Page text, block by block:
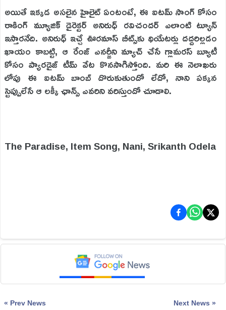
అయితే ఇక్కడ అసలైన హైలైట్ ఏంటంటే, ఈ ఐటమ్ సాంగ్ కోసం
రాకింగ్ మ్యూజిక్ డైరెక్టర్ అనిరుధ్ రవిచందర్ ఎలాంటి ట్యూన్
ఇస్తారనేది. అనిరుధ్ ఇచ్చే ఊరమాస్ బీట్స్‌కు థియేటర్లు దద్దరిల్లడం
ఖాయం కాబట్టి, ఆ రేంజ్ ఎనర్జీని మ్యాచ్ చేసే గ్లామరస్ బ్యూటీ
కోసం ప్యారడైజ్ టీమ్ వేట కొనసాగిస్తోంది. మరి ఈ నెలాఖరు
లోపు ఈ ఐటమ్ బాంబ్ దొరుకుతుందో లేదో, నాని పక్కన
స్టెప్పులేసే ఆ లక్కీ ఛాన్స్ ఎవరిని వరిస్తుందో చూడాలి.
The Paradise, Item Song, Nani, Srikanth Odela
« Prev News Next News »